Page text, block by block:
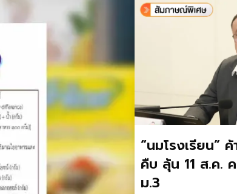
“นมโรงเรียน”
คืบ ลุ้น 11 ส.ค. ครม. อนุมัติขยายถึง
ม.3